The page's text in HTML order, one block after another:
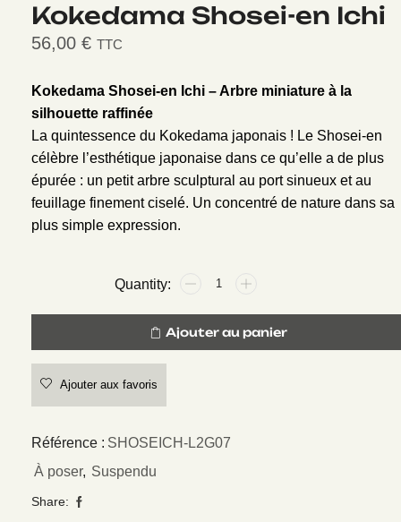
Kokedama Shosei-en Ichi
56,00 € TTC
Kokedama Shosei-en Ichi – Arbre miniature à la
silhouette raffinée
La quintessence du Kokedama japonais ! Le Shosei-en
célèbre l’esthétique japonaise dans ce qu’elle a de plus
épurée : un petit arbre sculptural au port sinueux et au
feuillage finement ciselé. Un concentré de nature dans sa
plus simple expression.
Ajouter au panier
Ajouter aux favoris
Référence : SHOSEICH-L2G07
À poser, Suspendu
Share: